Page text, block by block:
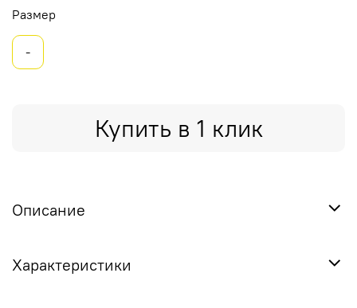
Купить в 1 клик
Размер
-
Описание
Характеристики